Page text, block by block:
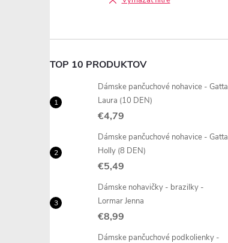
TOP 10 PRODUKTOV
Dámske pančuchové nohavice - Gatta
Laura (10 DEN)
€4,79
Dámske pančuchové nohavice - Gatta
Holly (8 DEN)
€5,49
Dámske nohavičky - brazilky -
Lormar Jenna
€8,99
Dámske pančuchové podkolienky -